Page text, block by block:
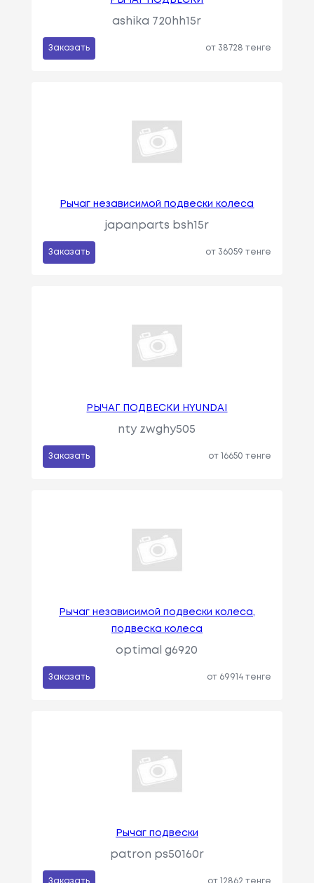
ashika 720hh15r
Заказать от 38728 тенге
Рычаг независимой подвески колеса
japanparts bsh15r
Заказать от 36059 тенге
РЫЧАГ ПОДВЕСКИ HYUNDAI
nty zwghy505
Заказать от 16650 тенге
Рычаг независимой подвески колеса,
подвеска колеса
optimal g6920
Заказать от 69914 тенге
Рычаг подвески
patron ps50160r
Заказать от 12862 тенге